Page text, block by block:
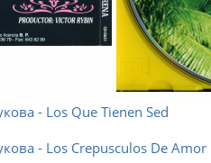
- Los Que Tienen Sed
- Los Crepusculos De Amor